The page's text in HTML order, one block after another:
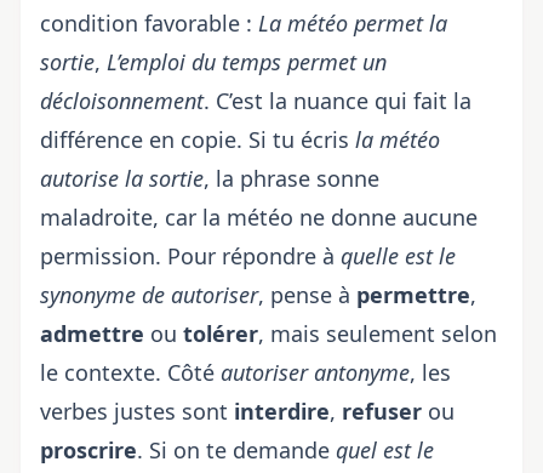
condition favorable : La météo permet la
sortie, L’emploi du temps permet un
décloisonnement. C’est la nuance qui fait la
différence en copie. Si tu écris la météo
autorise la sortie, la phrase sonne
maladroite, car la météo ne donne aucune
permission. Pour répondre à quelle est le
synonyme de autoriser, pense à permettre,
admettre ou tolérer, mais seulement selon
le contexte. Côté autoriser antonyme, les
verbes justes sont interdire, refuser ou
proscrire. Si on te demande quel est le